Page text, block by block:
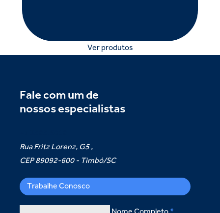
Ver produtos
Fale com um de
nossos especialistas
Rua Fritz Lorenz, G5 ,
CEP 89092-600 - Timbó/SC
Trabalhe Conosco